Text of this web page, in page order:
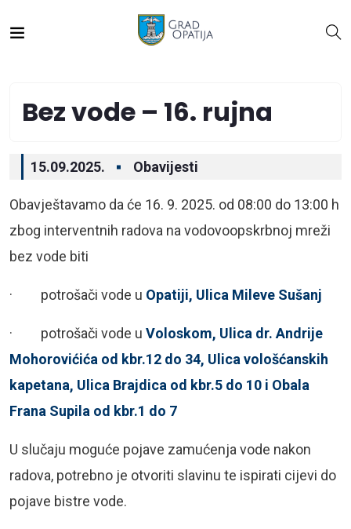
Bez vode – 16. rujna
15.09.2025. Obavijesti
Obavještavamo da će 16. 9. 2025. od 08:00 do 13:00 h
zbog interventnih radova na vodovoopskrbnoj mreži
bez vode biti
· potrošači vode u Opatiji, Ulica Mileve Sušanj
· potrošači vode u Voloskom, Ulica dr. Andrije
Mohorovićića od kbr.12 do 34, Ulica vološćanskih
kapetana, Ulica Brajdica od kbr.5 do 10 i Obala
Frana Supila od kbr.1 do 7
U slučaju moguće pojave zamućenja vode nakon
radova, potrebno je otvoriti slavinu te ispirati cijevi do
pojave bistre vode.